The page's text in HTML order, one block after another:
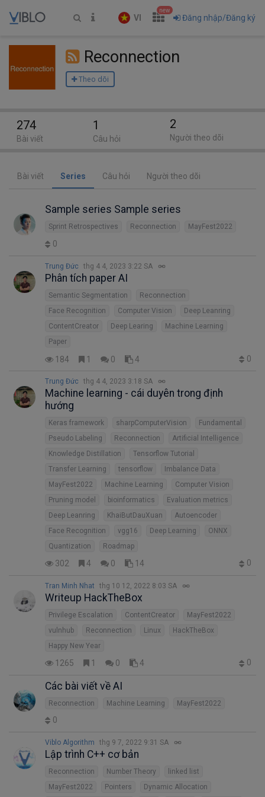
VI
new
Đăng nhập/Đăng ký
Reconnection
Theo dõi
Bài viết Series Câu hỏi Người theo dõi
Sample series Sample series
Sprint Retrospectives Reconnection MayFest2022
0
Trung Đức thg 4 4, 2023 3:22 SA
Phân tích paper AI
Semantic Segmentation
Reconnection
Face Recognition
Computer Vision
Deep Leanring
ContentCreator
Deep Learing
Machine Learning
Paper
184 1 0 4 0
Trung Đức thg 4 4, 2023 3:18 SA
Machine learning - cái duyên trong định
hướng
Keras framework sharpComputerVision
Fundamental
Pseudo Labeling
Reconnection
Artificial Intelligence
Knowledge Distillation
Tensorflow Tutorial
Transfer Learning
tensorflow
Imbalance Data
MayFest2022
Machine Learning
Computer Vision
Pruning model
bioinformatics
Evaluation metrics
Deep Leanring
KhaiButDauXuan
Autoencoder
Face Recognition
vgg16 Deep Learning
ONNX
Quantization
Roadmap
302 4 0 14 0
Tran Minh Nhat thg 10 12, 2022 8:03 SA
Writeup HackTheBox
Privilege Escalation ContentCreator
MayFest2022
vulnhub
Reconnection Linux
HackTheBox
Happy New Year
1265 1 0 4 0
Các bài viết về AI
Reconnection Machine Learning MayFest2022
0
Viblo Algorithm thg 9 7, 2022 9:31 SA
Lập trình C++ cơ bản
Reconnection Number Theory
linked list
MayFest2022
Pointers
Dynamic Allocation
274
Bài viết
1
Câu hỏi
2
Người theo dõi